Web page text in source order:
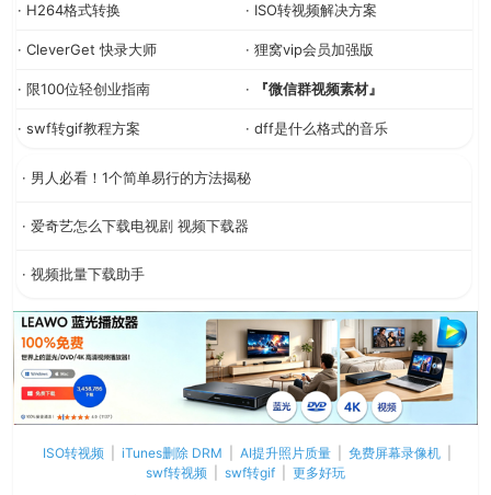
· H264格式转换 · ISO转视频解决方案
· CleverGet 快录大师 · 狸窝vip会员加强版
· 限100位轻创业指南 · 『微信群视频素材』
· swf转gif教程方案 · dff是什么格式的音乐
· 男人必看！1个简单易行的方法揭秘
· 爱奇艺怎么下载电视剧 视频下载器
· 视频批量下载助手
ISO转视频 iTunes删除 DRM AI提升照片质量 免费屏幕录像机
swf转视频
swf转gif
更多好玩